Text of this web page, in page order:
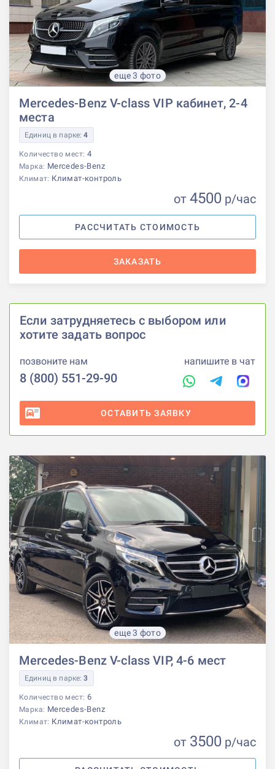
еще 3 фото
Mercedes-Benz V-class VIP кабинет, 2-4
места
Единиц в парке:4
Количество мест: 4
Марка: Mercedes-Benz
Климат: Климат-контроль
от 4500 р/час
РАССЧИТАТЬ СТОИМОСТЬ
ЗАКАЗАТЬ
еще 3 фото
Mercedes-Benz V-class VIP, 4-6 мест
Единиц в парке:3
Количество мест: 6
Марка: Mercedes-Benz
Климат: Климат-контроль
от 3500 р/час
Если затрудняетесь с выбором или
хотите задать вопрос
позвоните нам
8 (800) 551-29-90
напишите в чат
ОСТАВИТЬ ЗАЯВКУ